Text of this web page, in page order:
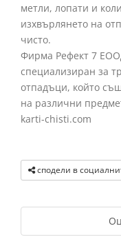
метли, лопати и
изхвърлянето на
чисто.
Фирма Рефект 7
специализиран за
отпадъци, който
на различни
karti-chisti.com
сподели в